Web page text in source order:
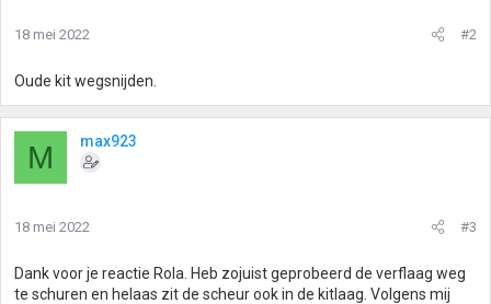
18 mei 2022 #2
Oude kit wegsnijden.
M max923
18 mei 2022 #3
Dank voor je reactie Rola. Heb zojuist geprobeerd de verflaag weg
te schuren en helaas zit de scheur ook in de kitlaag. Volgens mij